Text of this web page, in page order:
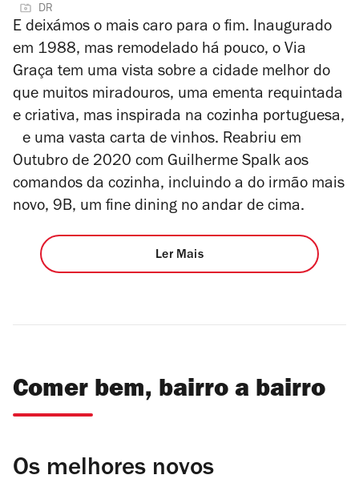
DR
E deixámos o mais caro para o fim. Inaugurado
em 1988, mas remodelado há pouco, o Via
Graça tem uma vista sobre a cidade melhor do
que muitos miradouros, uma ementa requintada
e criativa, mas inspirada na cozinha portuguesa,
e uma vasta carta de vinhos. Reabriu em
Outubro de 2020 com Guilherme Spalk aos
comandos da cozinha, incluindo a do irmão mais
novo, 9B, um fine dining no andar de cima.
Ler Mais
Comer bem, bairro a bairro
Os melhores novos